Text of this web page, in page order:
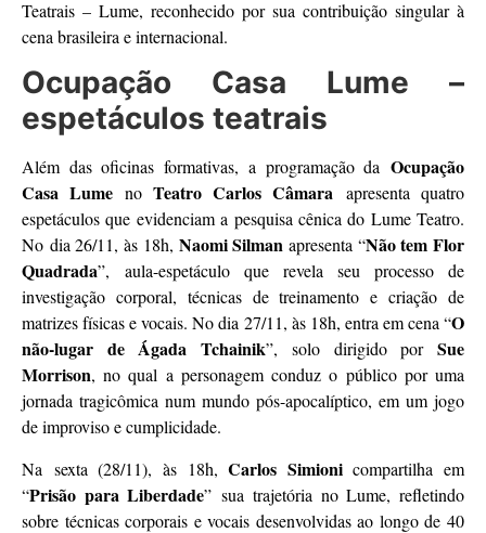
Teatrais – Lume, reconhecido por sua contribuição singular à
cena brasileira e internacional.
Ocupação Casa Lume –
espetáculos teatrais
Além das oficinas formativas, a programação da Ocupação
Casa Lume no Teatro Carlos Câmara apresenta quatro
espetáculos que evidenciam a pesquisa cênica do Lume Teatro.
No dia 26/11, às 18h, Naomi Silman apresenta “Não tem Flor
Quadrada”, aula-espetáculo que revela seu processo de
investigação corporal, técnicas de treinamento e criação de
matrizes físicas e vocais. No dia 27/11, às 18h, entra em cena “O
não-lugar de Ágada Tchainik”, solo dirigido porSue
Morrison, no qual a personagem conduz o público por uma
jornada tragicômica num mundo pós-apocalíptico, em um jogo
de improviso e cumplicidade.
Na sexta (28/11), às 18h,Carlos Simionicompartilha em
“Prisão para Liberdade” sua trajetória no Lume, refletindo
sobre técnicas corporais e vocais desenvolvidas ao longo de 40